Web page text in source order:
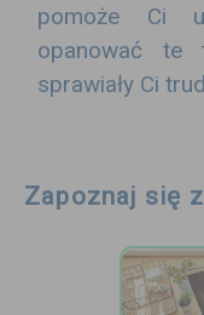
pomoże Ci
opanować
sprawiały Ci
Zapoznaj się